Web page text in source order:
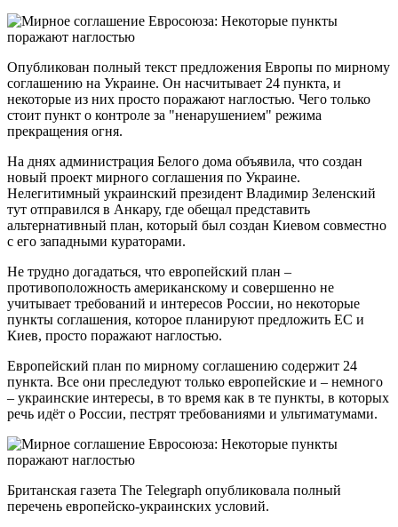
Опубликован полный текст предложения Европы по мирному
соглашению на Украине. Он насчитывает 24 пункта, и
некоторые из них просто поражают наглостью. Чего только
стоит пункт о контроле за "ненарушением" режима
прекращения огня.
На днях администрация Белого дома объявила, что создан
новый проект мирного соглашения по Украине.
Нелегитимный украинский президент Владимир Зеленский
тут отправился в Анкару, где обещал представить
альтернативный план, который был создан Киевом совместно
с его западными кураторами.
Не трудно догадаться, что европейский план –
противоположность американскому и совершенно не
учитывает требований и интересов России, но некоторые
пункты соглашения, которое планируют предложить ЕС и
Киев, просто поражают наглостью.
Европейский план по мирному соглашению содержит 24
пункта. Все они преследуют только европейские и – немного
– украинские интересы, в то время как в те пункты, в которых
речь идёт о России, пестрят требованиями и ультиматумами.
Британская газета The Telegraph опубликовала полный
перечень европейско-украинских условий.